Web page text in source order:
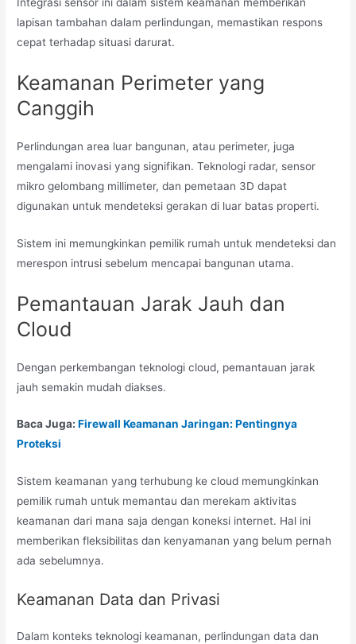
lapisan tambahan dalam perlindungan, memastikan respons
cepat terhadap situasi darurat.
Keamanan Perimeter yang
Canggih
Perlindungan area luar bangunan, atau perimeter, juga
mengalami inovasi yang signifikan. Teknologi radar, sensor
mikro gelombang millimeter, dan pemetaan 3D dapat
digunakan untuk mendeteksi gerakan di luar batas properti.
Sistem ini memungkinkan pemilik rumah untuk mendeteksi dan
merespon intrusi sebelum mencapai bangunan utama.
Pemantauan Jarak Jauh dan
Cloud
Dengan perkembangan teknologi cloud, pemantauan jarak
jauh semakin mudah diakses.
Baca Juga:Firewall Keamanan Jaringan: Pentingnya
Proteksi
Sistem keamanan yang terhubung ke cloud memungkinkan
pemilik rumah untuk memantau dan merekam aktivitas
keamanan dari mana saja dengan koneksi internet. Hal ini
memberikan fleksibilitas dan kenyamanan yang belum pernah
ada sebelumnya.
Keamanan Data dan Privasi
Dalam konteks teknologi keamanan, perlindungan data dan